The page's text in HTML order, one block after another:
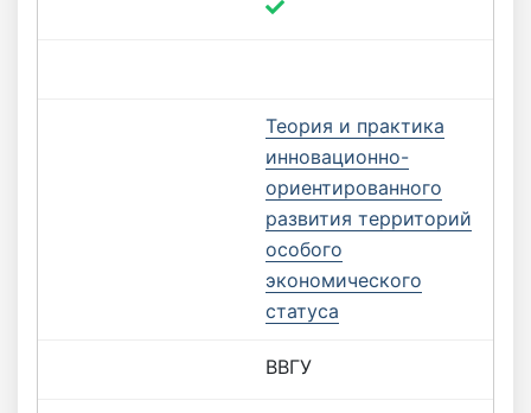
Теория и практика
инновационно-
ориентированного
развития территорий
особого
экономического
статуса
ВВГУ